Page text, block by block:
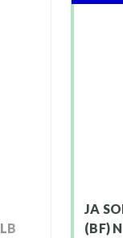
JA SOLAR JAM54D40-460/LB
(BF)